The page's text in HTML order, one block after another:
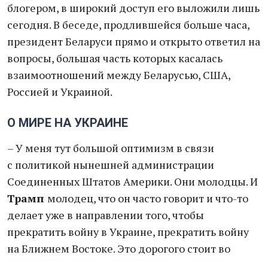
блогером, в широкий доступ его выложили лишь
сегодня. В беседе, продлившейся больше часа,
президент Беларуси прямо и открыто ответил на
вопросы, большая часть которых касалась
взаимоотношений между Беларусью, США,
Россией и Украиной.
О МИРЕ НА УКРАИНЕ
– У меня тут большой оптимизм в связи
с политикой нынешней администрации
Соединенных Штатов Америки. Они молодцы. И
Трамп молодец, что он часто говорит и что-то
делает уже в направлении того, чтобы
прекратить войну в Украине, прекратить войну
на Ближнем Востоке. Это дорогого стоит во